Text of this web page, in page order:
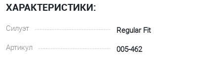
ХАРАКТЕРИСТИКИ:
Силуэт
Regular Fit
Артикул
005-462